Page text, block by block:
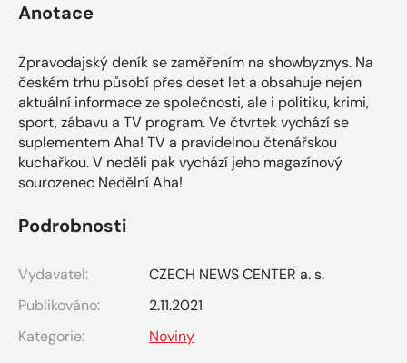
Anotace
Zpravodajský deník se zaměřením na showbyznys. Na
českém trhu působí přes deset let a obsahuje nejen
aktuální informace ze společnosti, ale i politiku, krimi,
sport, zábavu a TV program. Ve čtvrtek vychází se
suplementem Aha! TV a pravidelnou čtenářskou
kuchařkou. V neděli pak vychází jeho magazínový
sourozenec Nedělní Aha!
Podrobnosti
Vydavatel:
CZECH NEWS CENTER a. s.
Publikováno:
2.11.2021
Kategorie:
Noviny